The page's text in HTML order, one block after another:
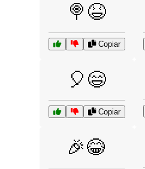
🍭😆
Copiar
🎈😄
Copiar
🎉😂